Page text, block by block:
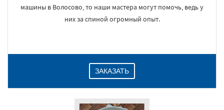
машины в Волосово, то наши мастера могут помочь, ведь у
них за спиной огромный опыт.
ЗАКАЗАТЬ